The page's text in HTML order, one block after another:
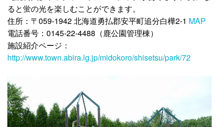
ると蛍の光を楽しむことができます。
住所：〒059-1942 北海道勇払郡安平町追分白樺2-1 MAP
電話番号：0145-22-4488（鹿公園管理棟）
施設紹介ページ：
http://www.town.abira.lg.jp/midokoro/shisetsu/park/72